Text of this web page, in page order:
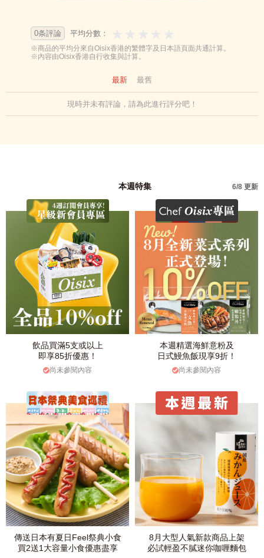
最新 最舊
0条評論 平均分數：
※商品的平均分來自Oisix香港的繁體字及日本語頁面共通計算。
※內容由Oisix香港自行收集與計算。
現時并未有評論，請為此進行評分吧！
本週特集 6/8 更新
飲品買滿5支或以上
即享85折優惠！
尚未參閱內容
本週精選海鮮意粉及
日式鰻魚飯現享9折！
尚未參閱內容
傳送日本有夏日Feel祭典小食
買2送1大容量小食優惠盡享
8月大型人氣新款商品上架
必試輕盈不膩迷你咖喱麵包